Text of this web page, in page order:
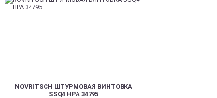
NOVRITSCH ШТУРМОВАЯ ВИНТОВКА
SSQ4 HPA 34795